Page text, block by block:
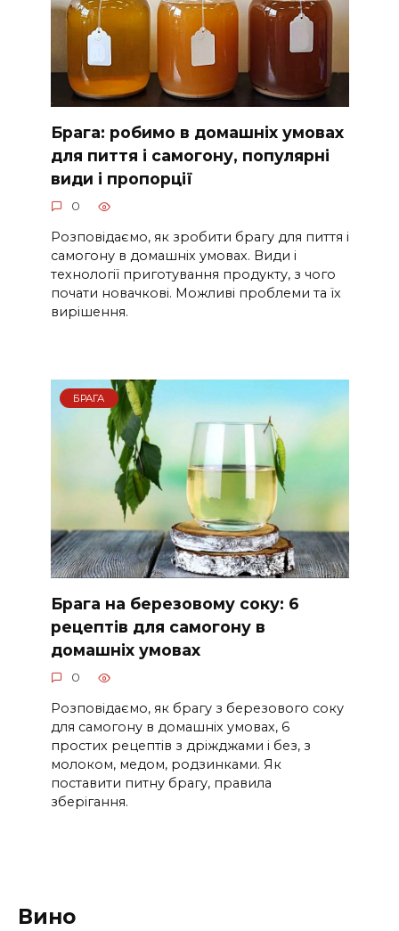
Брага: робимо в домашніх умовах
для пиття і самогону, популярні
види і пропорції
0
Розповідаємо, як зробити брагу для пиття і
самогону в домашніх умовах. Види і
технології приготування продукту, з чого
почати новачкові. Можливі проблеми та їх
вирішення.
БРАГА
Брага на березовому соку: 6
рецептів для самогону в
домашніх умовах
0
Розповідаємо, як брагу з березового соку
для самогону в домашніх умовах, 6
простих рецептів з дріжджами і без, з
молоком, медом, родзинками. Як
поставити питну брагу, правила
зберігання.
Вино